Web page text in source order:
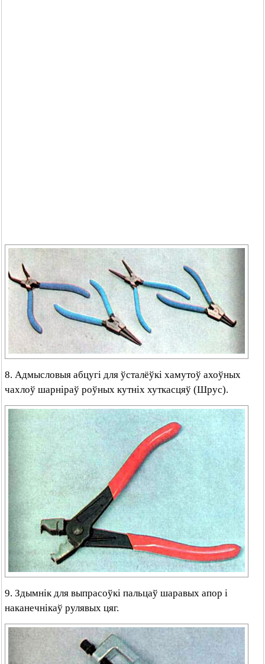
8. Адмысловыя абцугі для ўсталёўкі хамутоў ахоўных
чахлоў шарніраў роўных кутніх хуткасцяў (Шрус).
9. Здымнік для выпрасоўкі пальцаў шаравых апор і
наканечнікаў рулявых цяг.